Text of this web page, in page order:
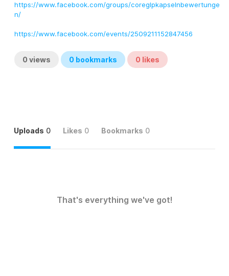
https://www.facebook.com/groups/coreglpkapselnbewertunge
n/
https://www.facebook.com/events/2509211152847456
0 views 0 bookmarks 0 likes
Uploads 0 Likes 0 Bookmarks 0
That's everything we've got!